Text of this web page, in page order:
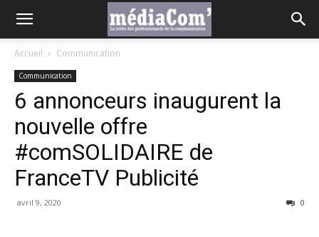
Accueil Communication
Communication
6 annonceurs inaugurent la
nouvelle offre
#comSOLIDAIRE de
FranceTV Publicité
avril 9, 2020 0